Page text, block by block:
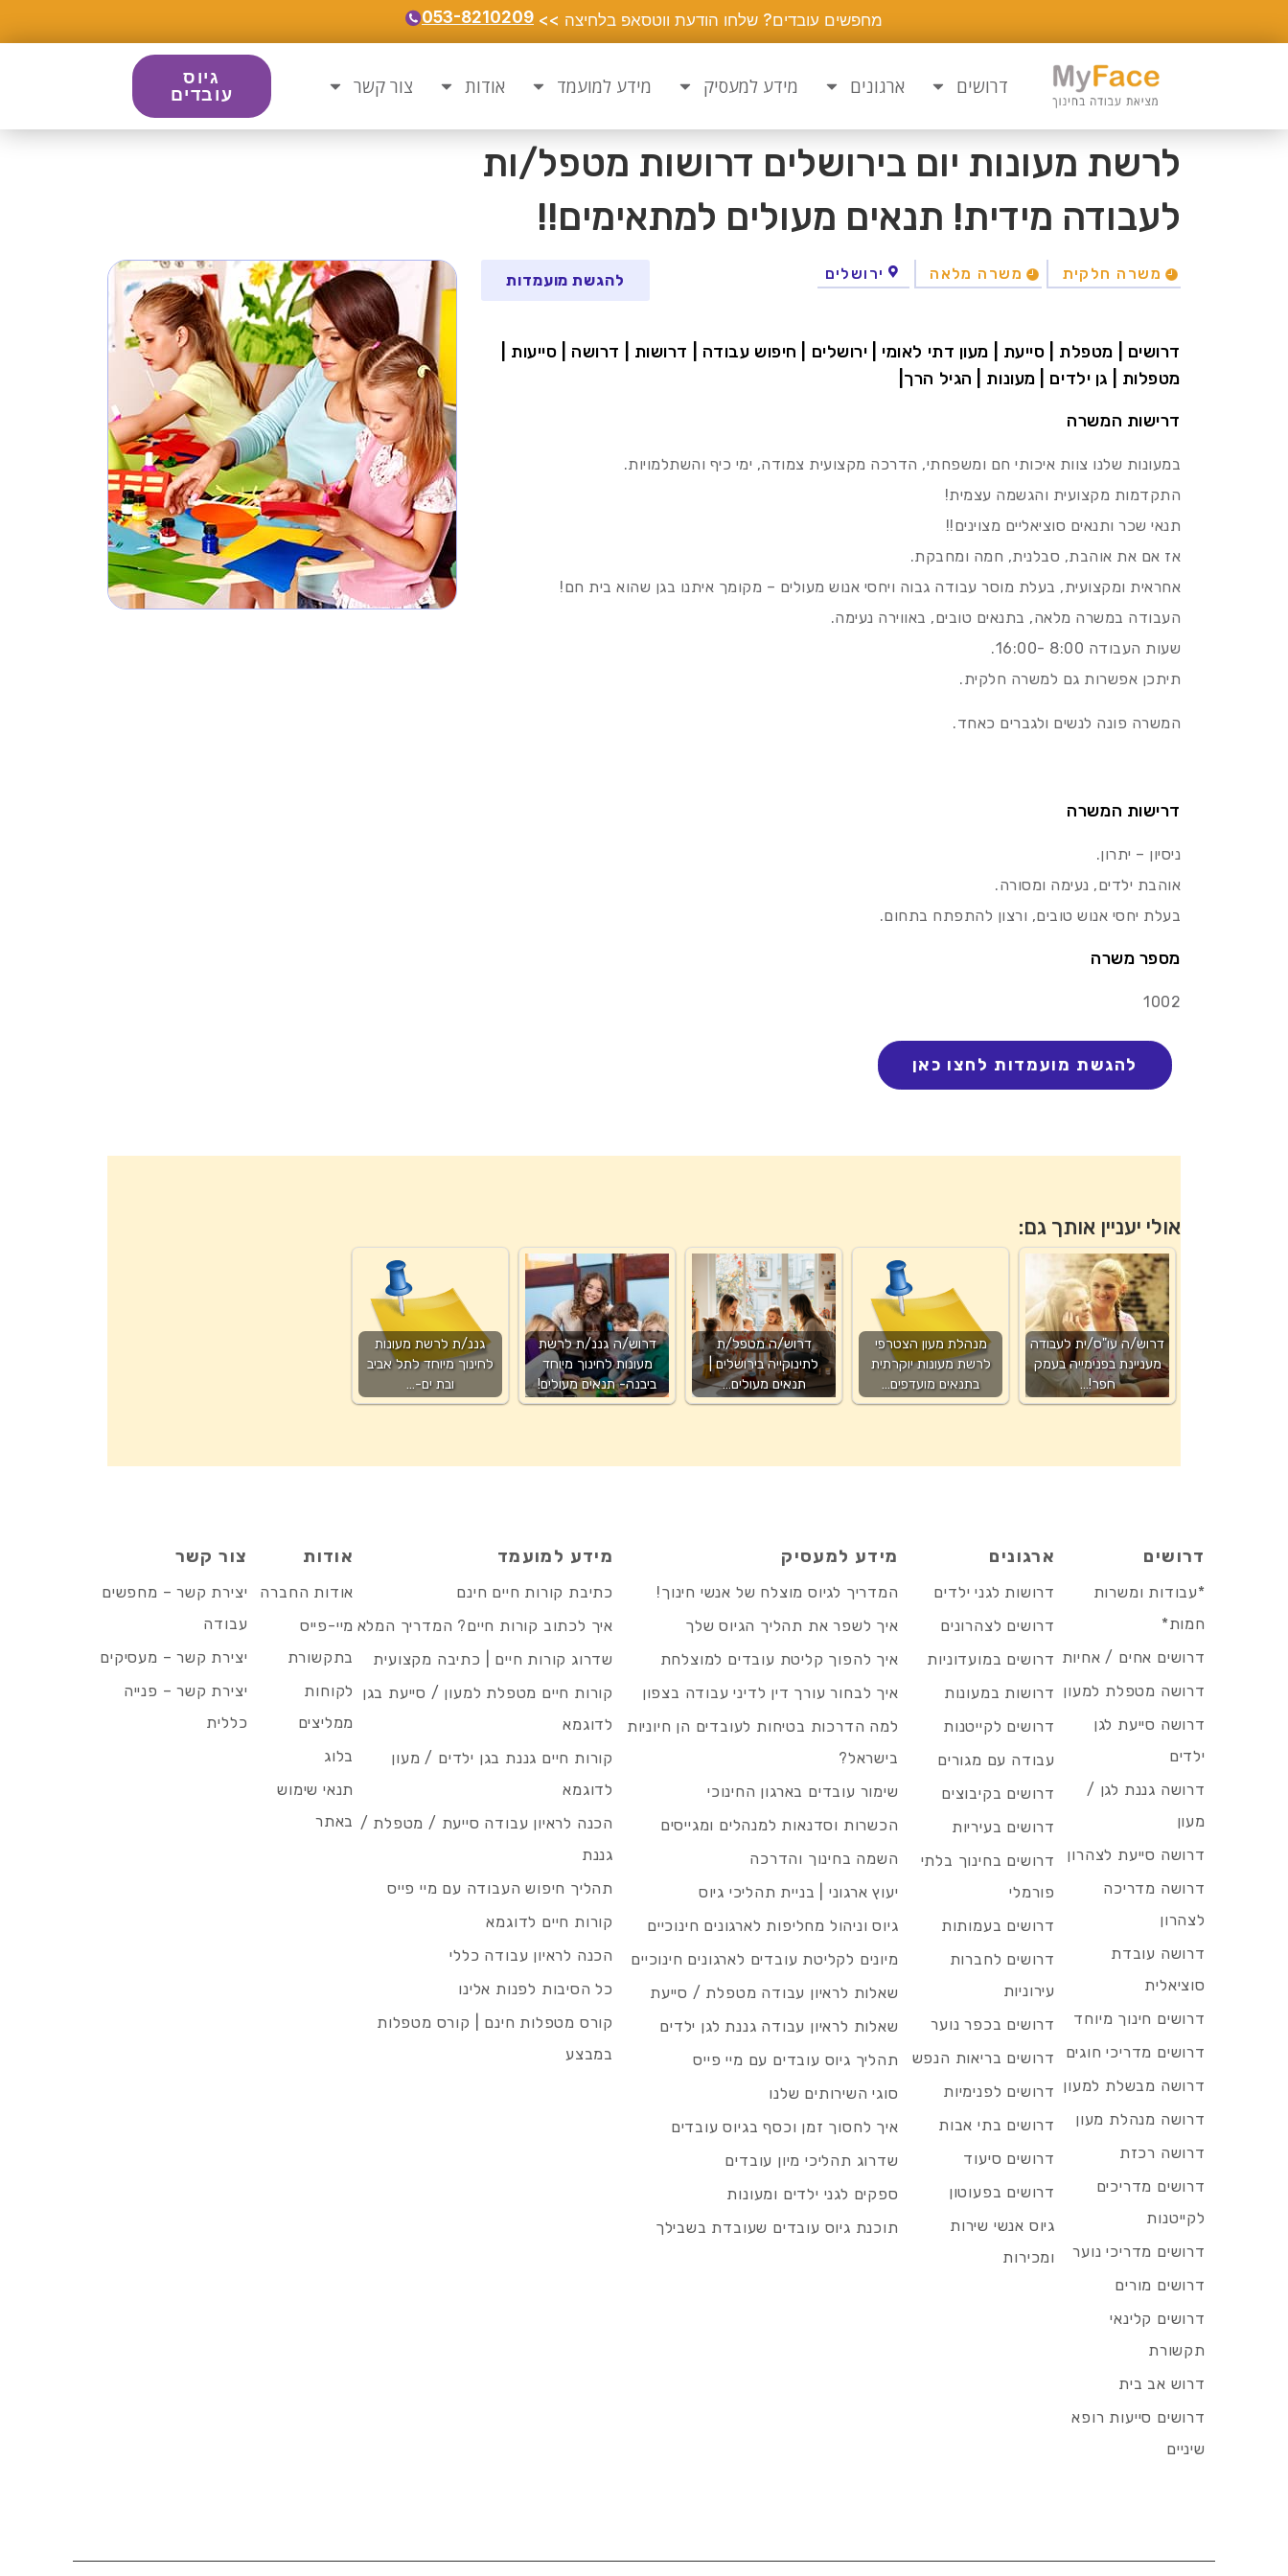
מחפשים עובדים? שלחו הודעת ווטסאפ בלחיצה >> 053-8210209
דרושים ארגונים מידע למעסיק מידע למועמד אודות צור קשר
גיוס
עובדים
לרשת מעונות יום בירושלים דרושות מטפל/ות
לעבודה מידית! תנאים מעולים למתאימים!!
משרה חלקית משרה מלאה ירושלים להגשת מועמדות
דרושים | מטפלת | סייעת | מעון דתי לאומי | ירושלים | חיפוש עבודה | דרושות | דרושה | סייעות |
מטפלות | גן ילדים | מעונות | הגיל הרך|
דרישות המשרה
במעונות שלנו צוות איכותי חם ומשפחתי, הדרכה מקצועית צמודה, ימי כיף והשתלמויות.
התקדמות מקצועית והגשמה עצמית!
תנאי שכר ותנאים סוציאליים מצוינים!!
אז אם את אוהבת, סבלנית, חמה ומחבקת.
אחראית ומקצועית, בעלת מוסר עבודה גבוה ויחסי אנוש מעולים – מקומך איתנו בגן שהוא בית חם!
העבודה במשרה מלאה, בתנאים טובים, באווירה נעימה.
שעות העבודה 8:00 -16:00.
תיתכן אפשרות גם למשרה חלקית.
המשרה פונה לנשים ולגברים כאחד.
דרישות המשרה
ניסיון – יתרון.
אוהבת ילדים, נעימה ומסורה.
בעלת יחסי אנוש טובים, ורצון להתפתח בתחום.
מספר משרה
1002
אולי יעניין אותך גם:
גננ/ת לרשת מעונות
לחינוך מיוחד לתל אביב
ובת ים-…
דרוש/ה גננ/ת לרשת
מעונות לחינוך מיוחד
ביבנה- תנאים מעולים!
דרוש/ה מטפל/ת
לתינוקייה בירושלים |
תנאים מעולים…
מנהלת מעון הצטרפי
לרשת מעונות יוקרתית
בתנאים מועדפים…
דרוש/ה עו"ס/ית לעבודה
מעניינת בפנימייה בעמק
חפר!…
דרושים
*עבודות ומשרות
חמות*
דרושים אחים / אחיות
דרושה מטפלת למעון
דרושה סייעת לגן
ילדים
דרושה גננת לגן /
מעון
דרושה סייעת לצהרון
דרושה מדריכה
לצהרון
דרושה עובדת
סוציאלית
דרושים חינוך מיוחד
דרושים מדריכי חוגים
דרושה מבשלת למעון
דרושה מנהלת מעון
דרושה רכזת
דרושים מדריכים
לקייטנות
דרושים מדריכי נוער
דרושים מורים
דרושים קלינאי
תקשורת
דרוש אב בית
דרושים סייעות רופא
שיניים
ארגונים
דרושות לגני ילדים
דרושים לצהרונים
דרושים במועדוניות
דרושות במעונות
דרושים לקייטנות
עבודה עם מגורים
דרושים בקיבוצים
דרושים בעיריות
דרושים בחינוך בלתי
פורמלי
דרושים בעמותות
דרושים לחברות
עירוניות
דרושים בכפר נוער
דרושים בריאות הנפש
דרושים לפנימיות
דרושים בתי אבות
דרושים סיעוד
דרושים בפעוטון
גיוס אנשי שירות
ומכירות
מידע למעסיק
המדריך לגיוס מוצלח של אנשי חינוך!
איך לשפר את תהליך הגיוס שלך
איך להפוך קליטת עובדים למוצלחת
איך לבחור עורך דין לדיני עבודה בצפון
למה הדרכות בטיחות לעובדים הן חיוניות
בישראל?
שימור עובדים בארגון החינוכי
הכשרות וסדנאות למנהלים ומגייסים
השמה בחינוך והדרכה
יעוץ ארגוני | בניית תהליכי גיוס
גיוס וניהול מחליפות לארגונים חינוכיים
מיונים לקליטת עובדים לארגונים חינוכיים
שאלות לראיון עבודה מטפלת / סייעת
שאלות לראיון עבודה גננת לגן ילדים
תהליך גיוס עובדים עם מיי פייס
סוגי השירותים שלנו
איך לחסוך זמן וכסף בגיוס עובדים
שדרוג תהליכי מיון עובדים
ספקים לגני ילדים ומעונות
תוכנת גיוס עובדים שעובדת בשבילך
מידע למועמד
כתיבת קורות חיים חינם
איך לכתוב קורות חיים? המדריך המלא
שדרוג קורות חיים | כתיבה מקצועית
קורות חיים מטפלת למעון / סייעת בגן
לדוגמא
קורות חיים גננת בגן ילדים / מעון
לדוגמא
הכנה לראיון עבודה סייעת / מטפלת /
גננת
תהליך חיפוש העבודה עם מיי פייס
קורות חיים לדוגמא
הכנה לראיון עבודה כללי
כל הסיבות לפנות אלינו
קורס מטפלות חינם | קורס מטפלות
במבצע
אודות
אודות החברה
מיי-פייס
בתקשורת
לקוחות
ממליצים
בלוג
תנאי שימוש
באתר
צור קשר
יצירת קשר – מחפשים
עבודה
יצירת קשר – מעסיקים
יצירת קשר – פנייה
כללית